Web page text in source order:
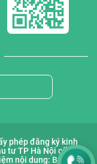
phép đăng ký kinh
tư TP Hà Nội cấp lần
nội dung: Bà